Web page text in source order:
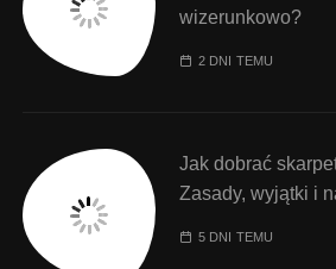
wizerunkowo?
2 DNI TEMU
Jak dobrać
Zasady, wyjątki i
5 DNI TEMU